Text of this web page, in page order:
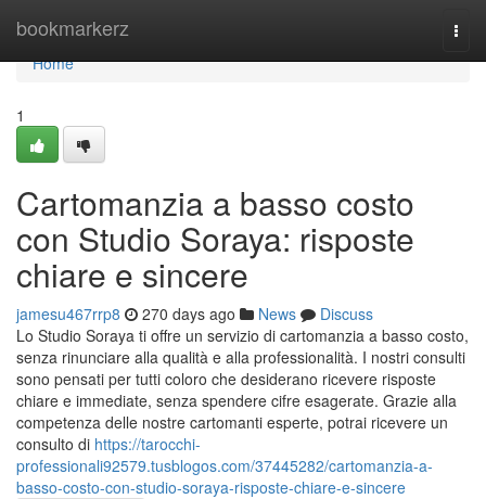
bookmarkerz
Home
Home
1
Cartomanzia a basso costo
con Studio Soraya: risposte
chiare e sincere
jamesu467rrp8 270 days ago News
Discuss
Lo Studio Soraya ti offre un servizio di cartomanzia a basso costo,
senza rinunciare alla qualità e alla professionalità. I nostri consulti
sono pensati per tutti coloro che desiderano ricevere risposte
chiare e immediate, senza spendere cifre esagerate. Grazie alla
competenza delle nostre cartomanti esperte, potrai ricevere un
consulto di https://tarocchi-
professionali92579.tusblogos.com/37445282/cartomanzia-a-
basso-costo-con-studio-soraya-risposte-chiare-e-sincere